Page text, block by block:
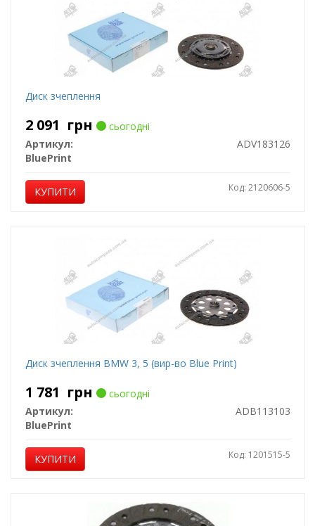
Диск зчеплення
2 091 грн
сьогодні
Артикул:
ADV183126
BluePrint
КУПИТИ Код: 2120606-5
Диск зчеплення BMW 3, 5 (вир-во Blue Print)
1 781 грн
сьогодні
Артикул:
ADB113103
BluePrint
КУПИТИ Код: 1201515-5